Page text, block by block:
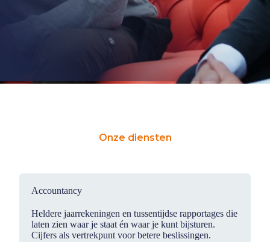
Onze diensten
Accountancy
Heldere jaarrekeningen en tussentijdse rapportages die
laten zien waar je staat én waar je kunt bijsturen.
Cijfers als vertrekpunt voor betere beslissingen.